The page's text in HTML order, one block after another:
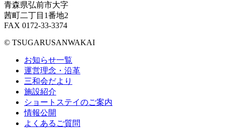
青森県弘前市大字
茜町二丁目1番地2
FAX 0172-33-3374
© TSUGARUSANWAKAI
お知らせ一覧
運営理念・沿革
三和会だより
施設紹介
ショートステイのご案内
情報公開
よくあるご質問